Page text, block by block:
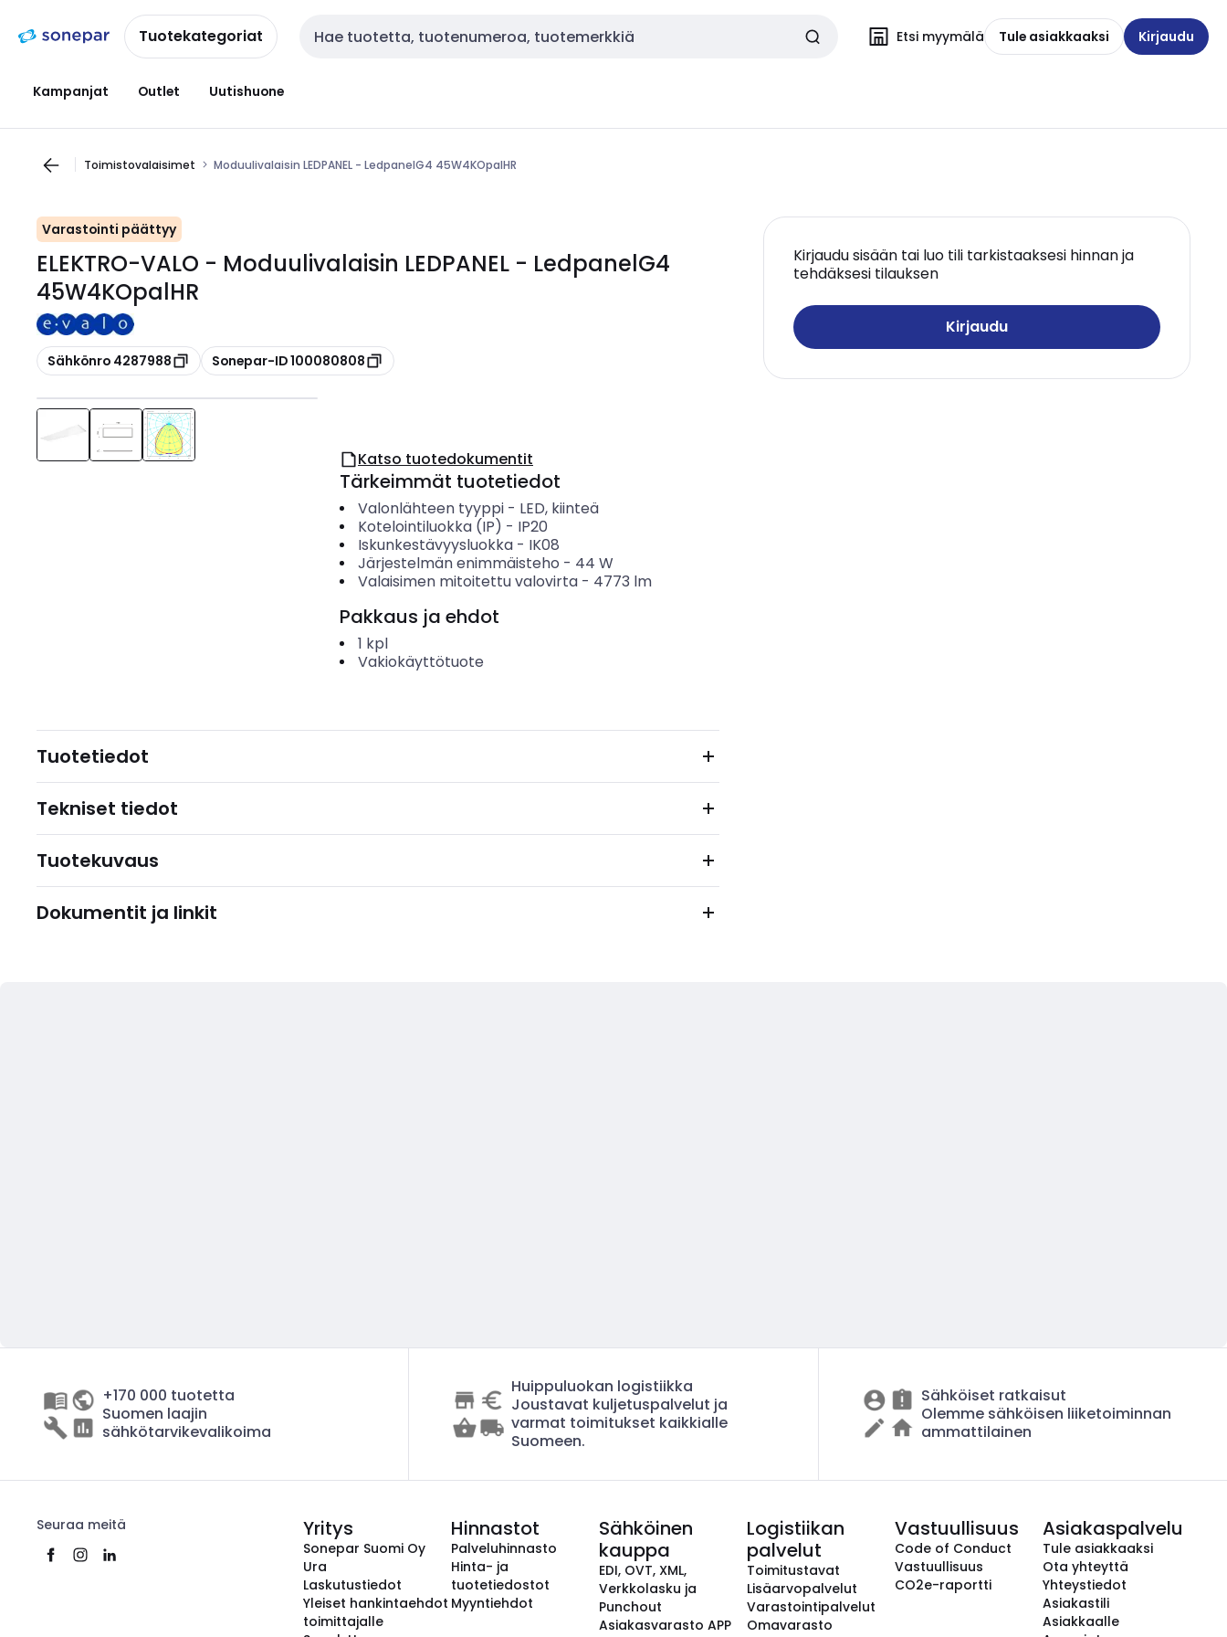
navigointiinsisältöönTuotekategoriat Haku Etsi myymälä Tule asiakkaaksi Kirjaudu
Kampanjat Outlet Uutishuone
Toimistovalaisimet Moduulivalaisin LEDPANEL - LedpanelG4 45W4KOpalHR
Varastointi päättyy
ELEKTRO-VALO - Moduulivalaisin LEDPANEL - LedpanelG4
45W4KOpalHR
Kopioi
Sähkönro 4287988 Kopioi
Sonepar-ID 100080808
Kirjaudu sisään tai luo tili tarkistaaksesi hinnan ja
tehdäksesi tilauksen
Kirjaudu
Katso tuotedokumentit
Tärkeimmät tuotetiedot
Valonlähteen tyyppi- LED, kiinteä
Kotelointiluokka (IP) - IP20
Iskunkestävyysluokka- IK08
Järjestelmän enimmäisteho - 44 W
Valaisimen mitoitettu valovirta- 4773 lm
Pakkaus ja ehdot
1 kpl
Vakiokäyttötuote
Tuotetiedot
Tekniset tiedot
Tuotekuvaus
Dokumentit ja linkit
+170 000 tuotetta
Suomen laajin
sähkötarvikevalikoima
Huippuluokan logistiikka
Joustavat kuljetuspalvelut ja
varmat toimitukset kaikkialle
Suomeen.
Sähköiset ratkaisut
Olemme sähköisen liiketoiminnan
ammattilainen
Seuraa meitä Yritys
Sonepar Suomi Oy
Ura
Laskutustiedot
Yleiset hankintaehdot
toimittajalle
Hinnastot
Palveluhinnasto
Hinta- ja
tuotetiedostot
Myyntiehdot
Sähköinen
kauppa
EDI, OVT, XML,
Verkkolasku ja
Punchout
Asiakasvarasto APP
Logistiikan
palvelut
Toimitustavat
Lisäarvopalvelut
Varastointipalvelut
Omavarasto
Vastuullisuus
Code of Conduct
Vastuullisuus
CO2e-raportti
Asiakaspalvelu
Tule asiakkaaksi
Ota yhteyttä
Yhteystiedot
Asiakastili
Asiakkaalle